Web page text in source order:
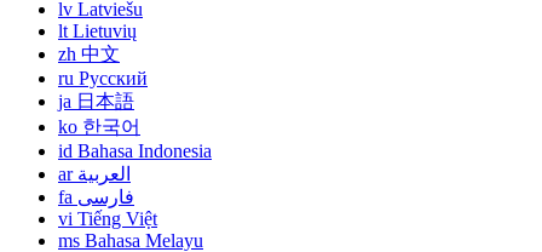
lv Latviešu
lt Lietuvių
zh 中文
ru Русский
ja 日本語
ko 한국어
id Bahasa Indonesia
ar العربية
fa فارسی
vi Tiếng Việt
ms Bahasa Melayu